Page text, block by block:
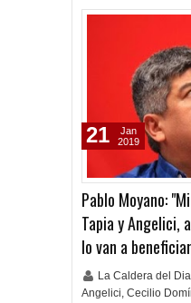
Pablo Moyano:
Tapia y Angelici,
lo van a
La Caldera del
Angelici, Cecilio
21
Jan
2019